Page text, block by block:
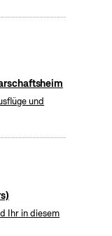
und
Ihr in diesem